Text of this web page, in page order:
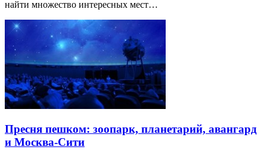
найти множество интересных мест…
Пресня пешком: зоопарк, планетарий, авангард
и Москва-Сити